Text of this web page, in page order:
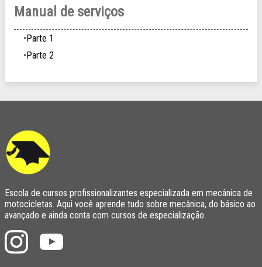
Manual de serviços
Parte 1
Parte 2
Escola de cursos profissionalizantes especializada em mecânica de
motocicletas. Aqui você aprende tudo sobre mecânica, do básico ao
avançado e ainda conta com cursos de especialização.